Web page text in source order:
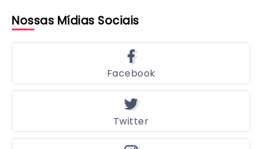
Nossas Mídias Sociais
Facebook
Twitter